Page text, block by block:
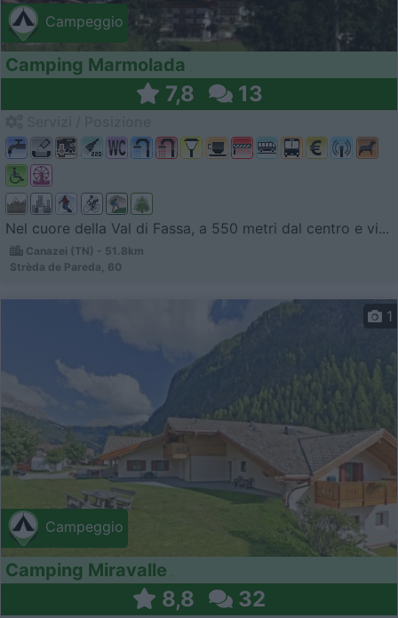
Campeggio
Camping Marmolada
7,8 13
Nel cuore della Val di Fassa, a 550 metri dal centro e vi...
Canazei (TN) - 51.8km
Strèda de Pareda, 60
Campeggio
1
Camping Miravalle
8,8 32